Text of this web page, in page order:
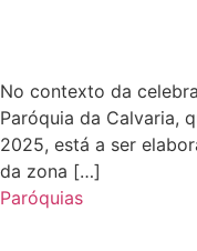
No contexto da
Paróquia da Calvaria,
2025, está a ser
da zona […]
Paróquias